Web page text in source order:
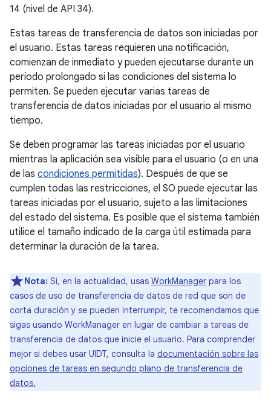
14 (nivel de API 34).
Estas tareas de transferencia de datos son iniciadas por
el usuario. Estas tareas requieren una notificación,
comienzan de inmediato y pueden ejecutarse durante un
período prolongado si las condiciones del sistema lo
permiten. Se pueden ejecutar varias tareas de
transferencia de datos iniciadas por el usuario al mismo
tiempo.
Se deben programar las tareas iniciadas por el usuario
mientras la aplicación sea visible para el usuario (o en una
de las condiciones permitidas). Después de que se
cumplen todas las restricciones, el SO puede ejecutar las
tareas iniciadas por el usuario, sujeto a las limitaciones
del estado del sistema. Es posible que el sistema también
utilice el tamaño indicado de la carga útil estimada para
determinar la duración de la tarea.
Nota: Si, en la actualidad, usas WorkManager para los
casos de uso de transferencia de datos de red que son de
corta duración y se pueden interrumpir, te recomendamos que
sigas usando WorkManager en lugar de cambiar a tareas de
transferencia de datos que inicie el usuario. Para comprender
mejor si debes usar UIDT, consulta la documentación sobre las
opciones de tareas en segundo plano de transferencia de
datos.